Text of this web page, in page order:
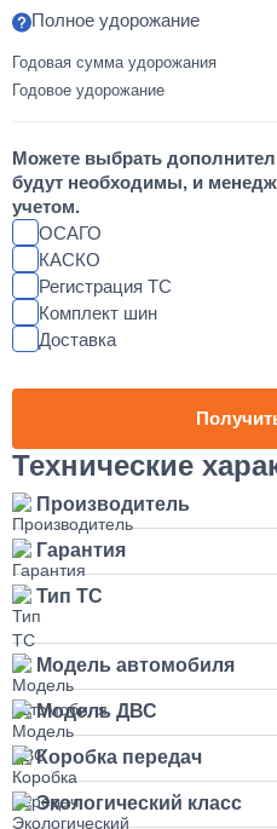
Установка магнитолы и
Наращивание кузова и
Установка и
Установка продувочного
Полное удорожание
Годовая сумма удорожания
Годовое удорожание
Можете выбрать
будут необходимы, и
учетом.
ОСАГО
КАСКО
Регистрация ТС
Комплект шин
Доставка
Технические
Производитель
Гарантия
Тип ТС
Модель автомобиля
Модель ДВС
Коробка передач
Экологический класс